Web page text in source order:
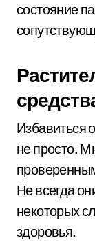
состояние
Избавиться
не просто.
Не всегда
некоторых
здоровья.